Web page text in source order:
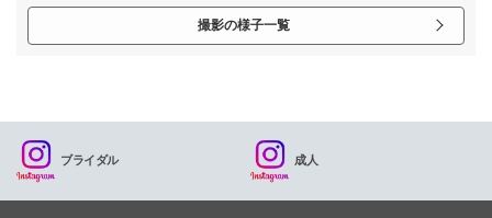
撮影の様子一覧
ブライダル 成人